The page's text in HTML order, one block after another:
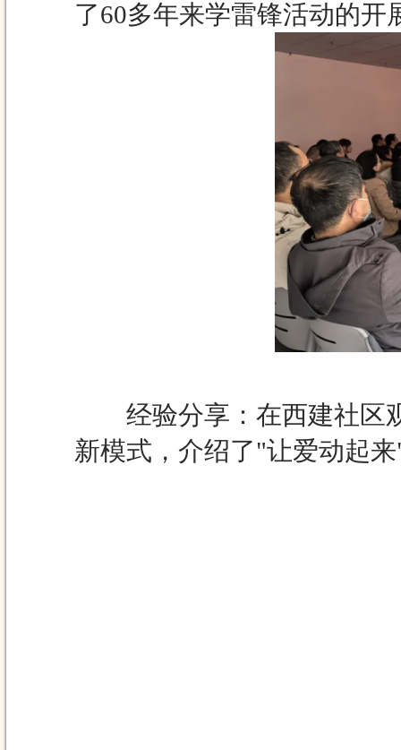
了60多年来学雷锋活动的
经验分享：在西建社区观
新模式，介绍了"让爱动起